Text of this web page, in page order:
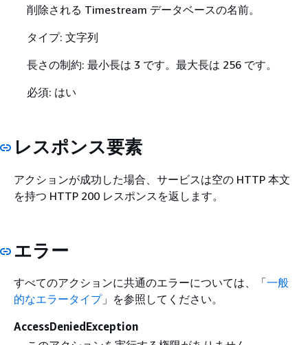
削除される Timestream データベースの名前。
タイプ: 文字列
長さの制約: 最小長は 3 です。最大長は 256 です。
必須: はい
レスポンス要素
アクションが成功した場合、サービスは空の HTTP 本文
を持つ HTTP 200 レスポンスを返します。
エラー
すべてのアクションに共通のエラーについては、「一般
的なエラータイプ」を参照してください。
AccessDeniedException